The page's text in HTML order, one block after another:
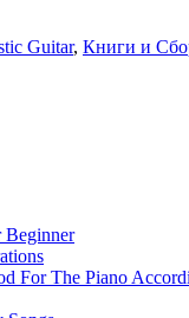
Guitar, Книги и
For The Piano